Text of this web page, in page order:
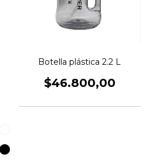
Botella plástica 2.2 L
$46.800,00